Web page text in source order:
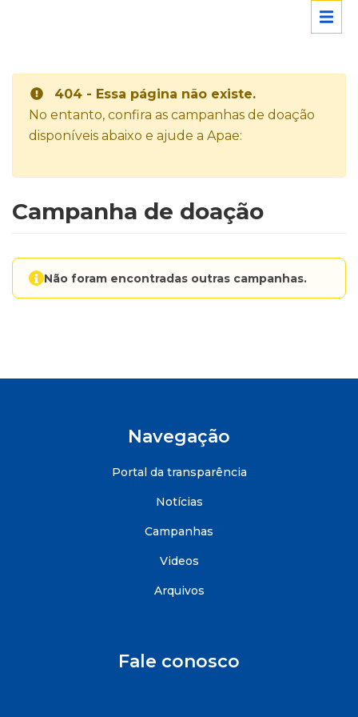
404 - Essa página não existe.
No entanto, confira as campanhas de doação
disponíveis abaixo e ajude a Apae:
Campanha de doação
Não foram encontradas outras campanhas.
Navegação
Portal da transparência
Notícias
Campanhas
Videos
Arquivos
Fale conosco